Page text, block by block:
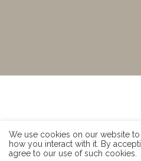
We use cookies on our website to
how you interact with it. By
agree to our use of such cookies.